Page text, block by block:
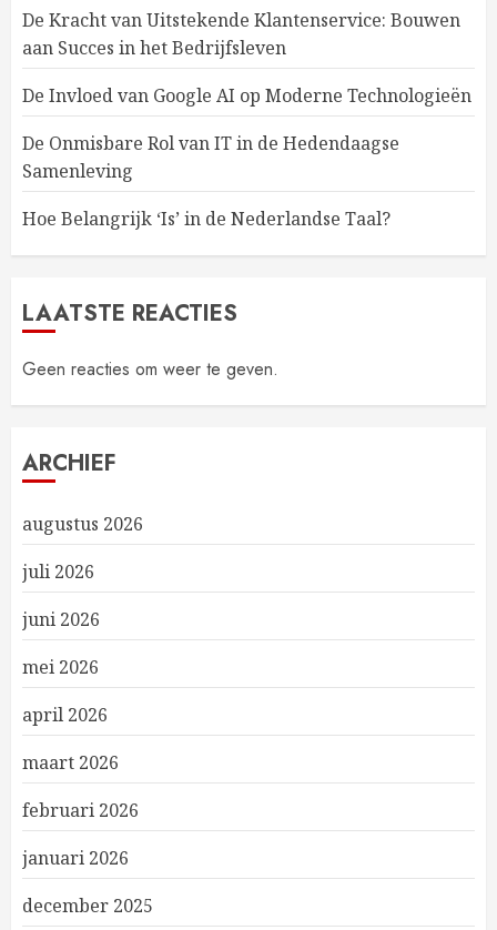
De Kracht van Uitstekende Klantenservice: Bouwen
aan Succes in het Bedrijfsleven
De Invloed van Google AI op Moderne Technologieën
De Onmisbare Rol van IT in de Hedendaagse
Samenleving
Hoe Belangrijk ‘Is’ in de Nederlandse Taal?
LAATSTE REACTIES
Geen reacties om weer te geven.
ARCHIEF
augustus 2026
juli 2026
juni 2026
mei 2026
april 2026
maart 2026
februari 2026
januari 2026
december 2025